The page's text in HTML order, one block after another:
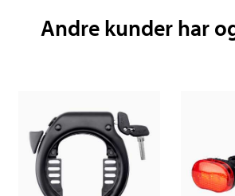
Andre kunder har